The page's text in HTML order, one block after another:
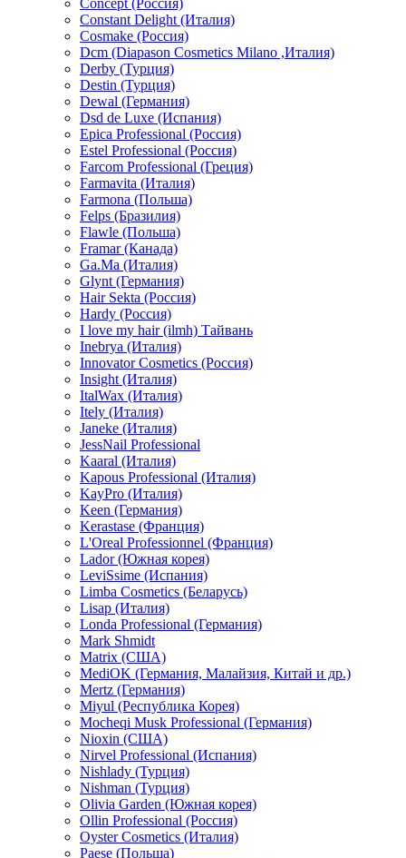
Concept (Россия)
Constant Delight (Италия)
Cosmake (Россия)
Dcm (Diapason Cosmetics Milano ,Италия)
Derby (Турция)
Destin (Турция)
Dewal (Германия)
Dsd de Luxe (Испания)
Epica Professional (Россия)
Estel Professional (Россия)
Farcom Professional (Греция)
Farmavita (Италия)
Farmona (Польша)
Felps (Бразилия)
Flawle (Польша)
Framar (Канада)
Ga.Ma (Италия)
Glynt (Германия)
Hair Sekta (Россия)
Hardy (Россия)
I love my hair (ilmh) Тайвань
Inebrya (Италия)
Innovator Cosmetics (Россия)
Insight (Италия)
ItalWax (Италия)
Itely (Италия)
Janeke (Италия)
JessNail Professional
Kaaral (Италия)
Kapous Professional (Италия)
KayPro (Италия)
Keen (Германия)
Kerastase (Франция)
L'Oreal Professionnel (Франция)
Lador (Южная корея)
LeviSsime (Испания)
Limba Cosmetics (Беларусь)
Lisap (Италия)
Londa Professional (Германия)
Mark Shmidt
Matrix (США)
MediOK (Германия, Малайзия, Китай и др.)
Mertz (Германия)
Miyul (Республика Корея)
Mocheqi Musk Professional (Германия)
Nioxin (США)
Nirvel Professional (Испания)
Nishlady (Турция)
Nishman (Турция)
Olivia Garden (Южная корея)
Ollin Professional (Россия)
Oyster Cosmetics (Италия)
Paese (Польша)